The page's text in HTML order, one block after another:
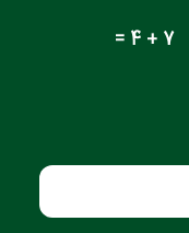
7 + 4 =